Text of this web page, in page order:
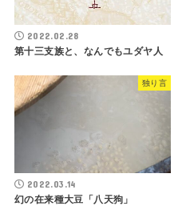
2022.02.28
第十三支族と、なんでもユダヤ人
独り言
2022.03.14
幻の在来種大豆「八天狗」